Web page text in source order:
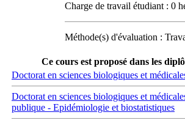
Charge de travail étudiant : 0
Méthode(s) d'évaluation :
Ce cours est proposé dans les
Doctorat en sciences biologiques et
Doctorat en sciences biologiques et
publique - Epidémiologie et biostatistiques